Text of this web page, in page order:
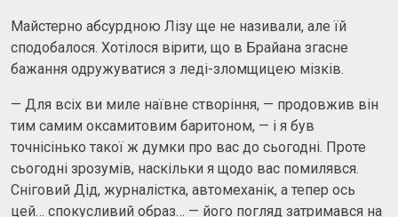
Майстерно абсурдною Лізу ще не називали, але їй
сподобалося. Хотілося вірити, що в Брайана згасне
бажання одружуватися з леді-зломщицею мізків.
— Для всіх ви миле наївне створіння, — продовжив він
тим самим оксамитовим баритоном, — і я був
точнісінько такої ж думки про вас до сьогодні. Проте
сьогодні зрозумів, наскільки я щодо вас помилявся.
Сніговий Дід, журналістка, автомеханік, а тепер ось
цей… спокусливий образ… — його погляд затримався на